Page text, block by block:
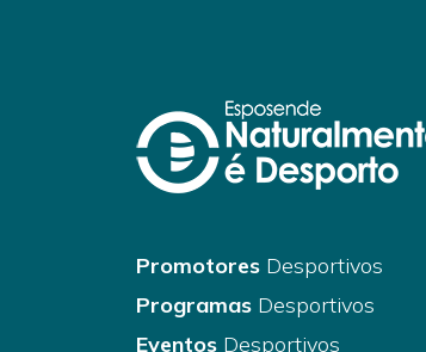
Promotores Desportivos
Programas Desportivos
Eventos Desportivos